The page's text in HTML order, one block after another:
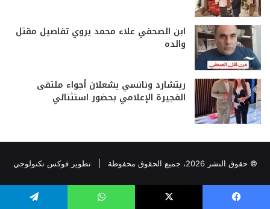
ابن الصحفي علاء محمد يروي تفاصيل مقتل
والده
ريتشارد ونانسي يشعلان أجواء ملتقى
الفجيرة الإعلامي بحضور استثنائي
© حقوق النشر 2026، جميع الحقوق محفوظة | تطوير فوكس تكنولوجي